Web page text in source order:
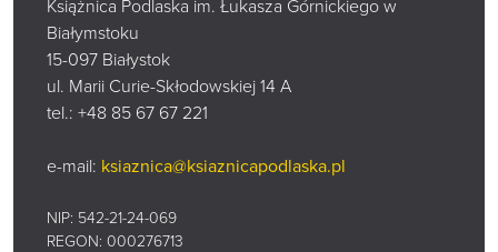
Książnica Podlaska im. Łukasza Górnickiego w
Białymstoku
15-097 Białystok
ul. Marii Curie-Skłodowskiej 14 A
tel.: +48 85 67 67 221
e-mail: ksiaznica@ksiaznicapodlaska.pl
NIP: 542-21-24-069
REGON: 000276713